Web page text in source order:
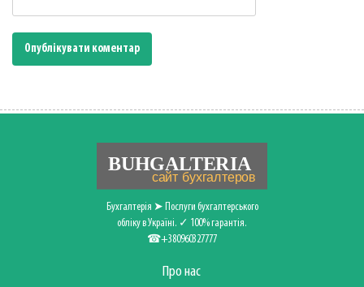
Бухгалтерія ➤ Послуги бухгалтерського
обліку в Україні. ✓ 100% гарантія.
☎+380960327777
Про нас